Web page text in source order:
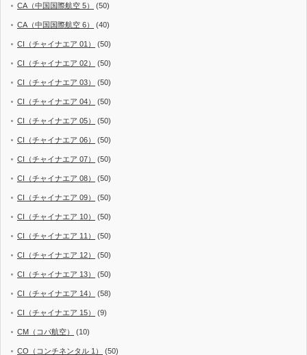
CA（中国国際航空 5） (50)
CA（中国国際航空 6） (40)
CI（チャイナエア 01） (50)
CI（チャイナエア 02） (50)
CI（チャイナエア 03） (50)
CI（チャイナエア 04） (50)
CI（チャイナエア 05） (50)
CI（チャイナエア 06） (50)
CI（チャイナエア 07） (50)
CI（チャイナエア 08） (50)
CI（チャイナエア 09） (50)
CI（チャイナエア 10） (50)
CI（チャイナエア 11） (50)
CI（チャイナエア 12） (50)
CI（チャイナエア 13） (50)
CI（チャイナエア 14） (58)
CI（チャイナエア 15） (9)
CM（コパ航空） (10)
CO（コンチネンタル 1） (50)